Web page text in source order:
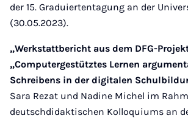
der 15. Graduiertentagung an der
(30.05.2023).
„Werkstattbericht aus dem DFG-
„Computergestütztes Lernen
Schreibens in der digitalen
Sara Rezat und Nadine Michel im
deutschdidaktischen Kolloquiums an